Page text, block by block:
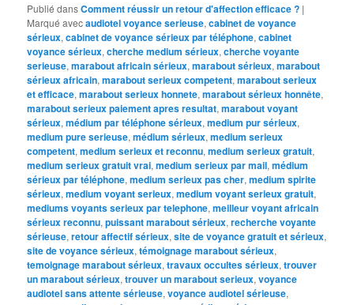
Publié dansComment réussir un retour d'affection efficace ? |
Marqué avecaudiotel voyance serieuse,cabinet de voyance
sérieux,cabinet de voyance sérieux par téléphone,cabinet
voyance sérieux,cherche medium sérieux,cherche voyante
serieuse,marabout africain sérieux,marabout sérieux,marabout
sérieux africain,marabout serieux competent,marabout serieux
et efficace,marabout serieux honnete,marabout sérieux honnête,
marabout serieux paiement apres resultat,marabout voyant
sérieux,médium par téléphone sérieux,medium pur sérieux,
medium pure serieuse,médium sérieux,medium serieux
competent,medium serieux et reconnu,medium serieux gratuit,
medium serieux gratuit vrai,medium serieux par mail,médium
sérieux par téléphone,medium serieux pas cher,medium spirite
sérieux,medium voyant serieux,medium voyant serieux gratuit,
mediums voyants serieux par telephone,meilleur voyant africain
sérieux reconnu,puissant marabout sérieux,recherche voyante
sérieuse,retour affectif sérieux,site de voyance gratuit et sérieux,
site de voyance sérieux,témoignage marabout sérieux,
temoignage marabout sérieux,travaux occultes sérieux,trouver
un marabout sérieux,trouver un marabout serieux,voyance
audiotel sans attente sérieuse,voyance audiotel sérieuse,